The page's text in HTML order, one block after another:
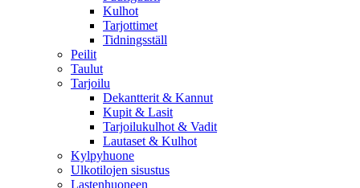
Kulhot
Tarjottimet
Tidningsställ
Peilit
Taulut
Tarjoilu
Dekantterit & Kannut
Kupit & Lasit
Tarjoilukulhot & Vadit
Lautaset & Kulhot
Kylpyhuone
Ulkotilojen sisustus
Lastenhuoneen